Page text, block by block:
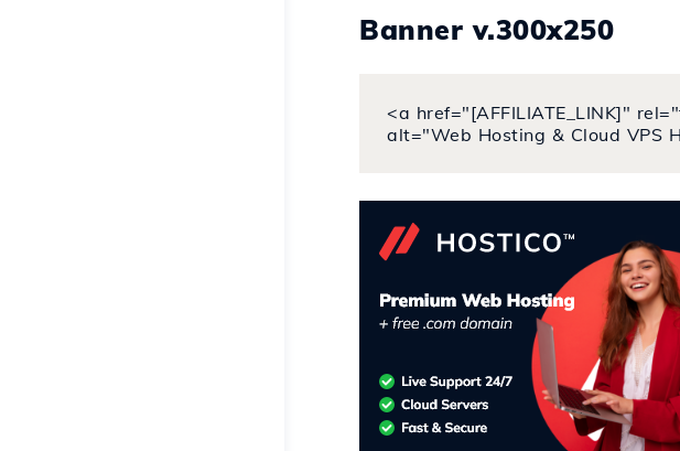
Banner v.300x250
<a href="[AFFILIATE_LINK]"
alt="Web Hosting & Cloud VPS